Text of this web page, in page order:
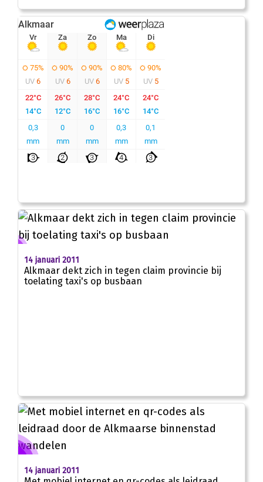
14 januari 2011
Alkmaar dekt zich in tegen claim provincie bij
toelating taxi's op busbaan
14 januari 2011